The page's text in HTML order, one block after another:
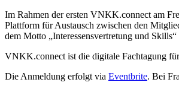
Im Rahmen der ersten VNKK.connect am
Plattform für Austausch zwischen den
dem Motto „Interessensvertretung und Skills“
VNKK.connect ist die digitale Fachtagung
Die Anmeldung erfolgt via Eventbrite. Bei